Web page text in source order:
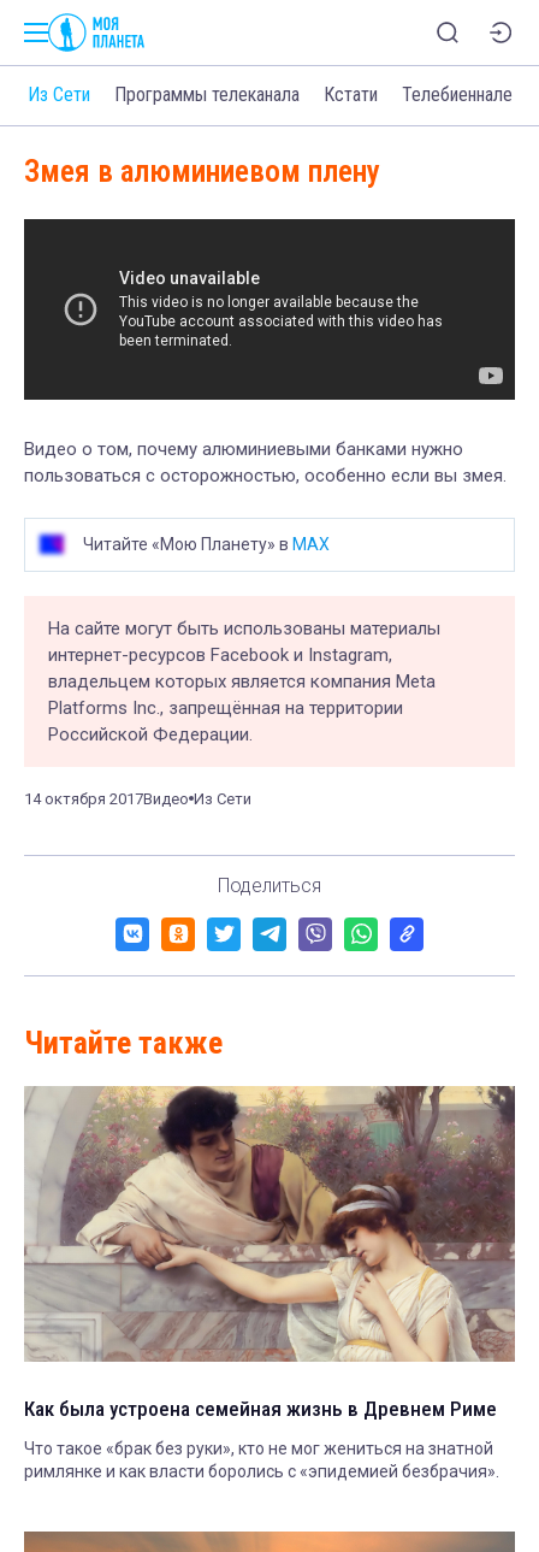
Из Сети Программы телеканала Кстати Телебиеннале
Змея в алюминиевом плену
Видео о том, почему алюминиевыми банками нужно
пользоваться с осторожностью, особенно если вы змея.
Читайте «Мою Планету» в MAX
На сайте могут быть использованы материалы
интернет-ресурсов Facebook и Instagram,
владельцем которых является компания Meta
Platforms Inc., запрещённая на территории
Российской Федерации.
14 октября 2017Видео Из Сети
Поделиться
Читайте также
Как была устроена семейная жизнь в Древнем Риме
Что такое «брак без руки», кто не мог жениться на знатной
римлянке и как власти боролись с «эпидемией безбрачия».